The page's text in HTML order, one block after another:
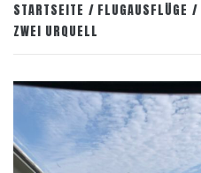
STARTSEITE FLUGAUSFLÜGE
ZWEI URQUELL